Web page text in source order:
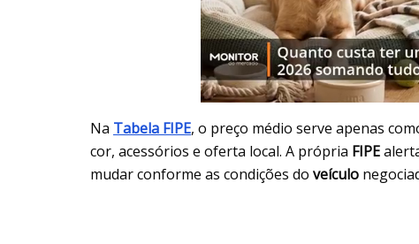
Na Tabela FIPE, o preço médio serve apenas
cor, acessórios e oferta local. A própria FIPE
mudar conforme as condições do veículo